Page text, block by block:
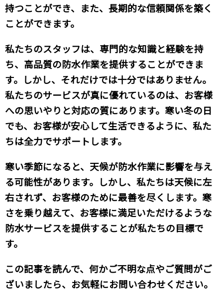
持つことができ、また、長期的な信頼関係を築く
ことができます。
私たちのスタッフは、専門的な知識と経験を持
ち、高品質の防水作業を提供することができま
す。しかし、それだけでは十分ではありません。
私たちのサービスが真に優れているのは、お客様
への思いやりと対応の質にあります。寒い冬の日
でも、お客様が安心して生活できるように、私た
ちは全力でサポートします。
寒い季節になると、天候が防水作業に影響を与え
る可能性があります。しかし、私たちは天候に左
右されず、お客様のために最善を尽くします。寒
さを乗り越えて、お客様に満足いただけるような
防水サービスを提供することが私たちの目標で
す。
この記事を読んで、何かご不明な点やご質問がご
ざいましたら、お気軽にお問い合わせください。